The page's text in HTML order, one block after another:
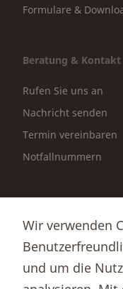
Formulare &
Beratung & Kontakt
Rufen Sie uns an
Nachricht senden
Termin vereinbaren
Notfallnummern
Börsenportal
Wir verwenden
und um die